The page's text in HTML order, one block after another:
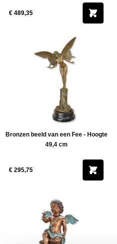
€ 489,35
Bronzen beeld van een Fee - Hoogte
49,4 cm
€ 295,75